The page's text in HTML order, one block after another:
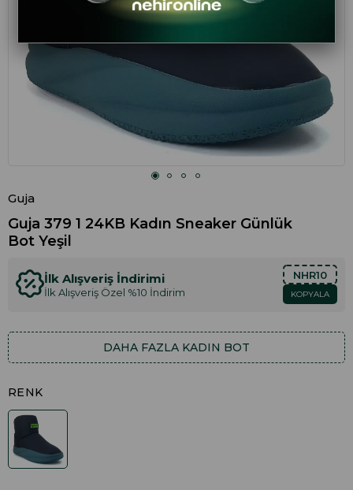
Guja
Guja 379 1 24KB Kadın Sneaker Günlük
Bot Yeşil
İlk Alışveriş İndirimi
İlk Alışveriş Özel %10 İndirim
NHR10
KOPYALA
DAHA FAZLA KADIN BOT
RENK